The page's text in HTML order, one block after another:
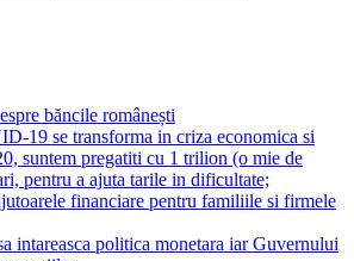
băncile românești
19 se transforma in criza economica si
suntem pregatiti cu 1 trilion (o mie de
pentru a ajuta tarile in dificultate;
financiare pentru familiile si firmele
intareasca politica monetara iar Guvernului